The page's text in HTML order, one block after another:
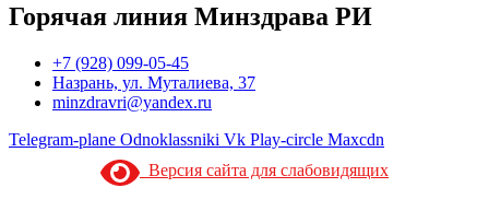
Горячая линия Минздрава РИ
+7 (928) 099-05-45
Назрань, ул. Муталиева, 37
minzdravri@yandex.ru
Telegram-plane Odnoklassniki Vk Play-circle Maxcdn
Версия сайта для слабовидящих